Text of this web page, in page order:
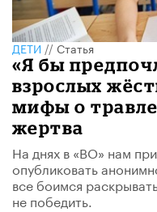
ДЕТИ//Статья
«Я бы
взрослых
мифы о
жертва
На днях в «ВО» нам
опубликовать
все боимся
не победить.